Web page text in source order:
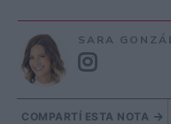
SARA
COMPARTÍ ESTA NOTA